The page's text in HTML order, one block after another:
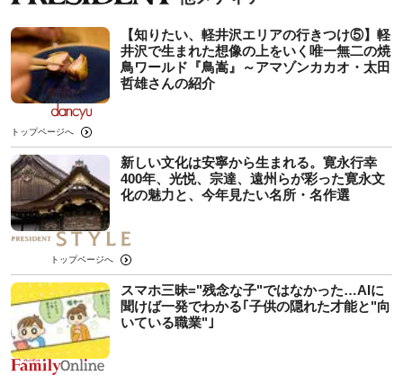
【知りたい、軽井沢エリアの行きつけ⑤】軽
井沢で生まれた想像の上をいく唯一無二の焼
鳥ワールド『鳥嵩』～アマゾンカカオ・太田
哲雄さんの紹介
トップページへ
新しい文化は安寧から生まれる。寛永行幸
400年、光悦、宗達、遠州らが彩った寛永文
化の魅力と、今年見たい名所・名作選
トップページへ
スマホ三昧="残念な子"ではなかった…AIに
聞けば一発でわかる｢子供の隠れた才能と"向
いている職業"｣